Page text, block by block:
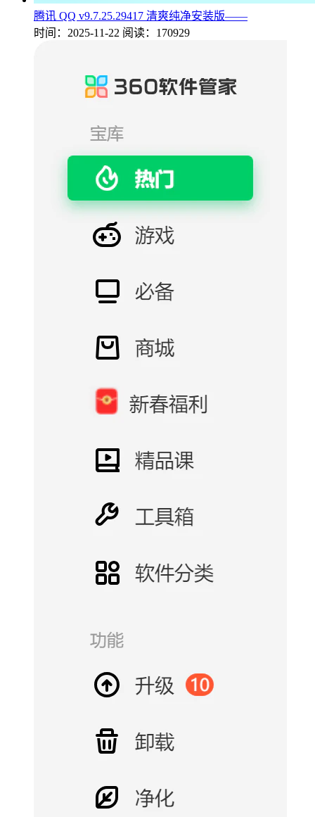
腾讯 QQ v9.7.25.29417 清爽纯净安装版——
时间：2025-11-22 阅读：170929